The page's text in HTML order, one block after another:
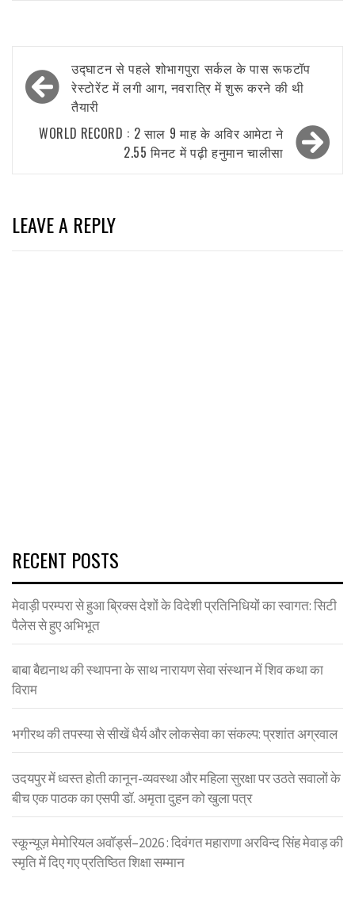
Post
navigation
उद्घाटन से पहले शोभागपुरा सर्कल के पास रूफटॉप
रेस्टोरेंट में लगी आग, नवरात्रि में शुरू करने की थी
तैयारी
WORLD RECORD : 2 साल 9 माह के अविर आमेटा ने
2.55 मिनट में पढ़ी हनुमान चालीसा
LEAVE A REPLY
RECENT POSTS
मेवाड़ी परम्परा से हुआ ब्रिक्स देशों के विदेशी प्रतिनिधियों का स्वागत: सिटी
पैलेस से हुए अभिभूत
बाबा बैद्यनाथ की स्थापना के साथ नारायण सेवा संस्थान में शिव कथा का
विराम
भगीरथ की तपस्या से सीखें धैर्य और लोकसेवा का संकल्प: प्रशांत अग्रवाल
उदयपुर में ध्वस्त होती कानून-व्यवस्था और महिला सुरक्षा पर उठते सवालों के
बीच एक पाठक का एसपी डॉ. अमृता दुहन को खुला पत्र
स्कून्यूज़ मेमोरियल अवॉर्ड्स–2026 : दिवंगत महाराणा अरविन्द सिंह मेवाड़ की
स्मृति में दिए गए प्रतिष्ठित शिक्षा सम्मान